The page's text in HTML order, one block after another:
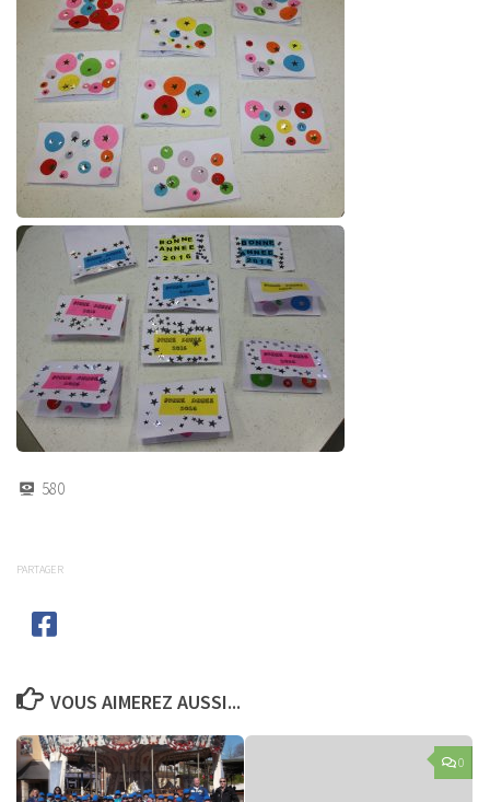
580
PARTAGER
VOUS AIMEREZ AUSSI...
0